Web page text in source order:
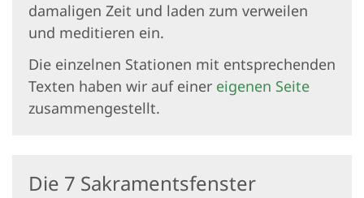
damaligen Zeit und laden zum verweilen
und meditieren ein.
Die einzelnen Stationen mit entsprechenden
Texten haben wir auf einer eigenen Seite
zusammengestellt.
Die 7 Sakramentsfenster